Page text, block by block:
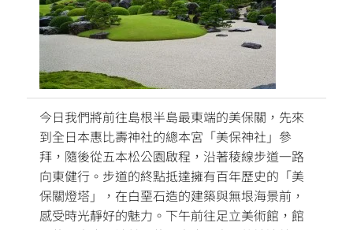
今日我們將前往島根半島最東端的美保關，先來
到全日本惠比壽神社的總本宮「美保神社」參
拜，隨後從五本松公園啟程，沿著稜線步道一路
向東健行。步道的終點抵達擁有百年歷史的「美
保關燈塔」，在白堊石造的建築與無垠海景前，
感受時光靜好的魅力。下午前往足立美術館，館